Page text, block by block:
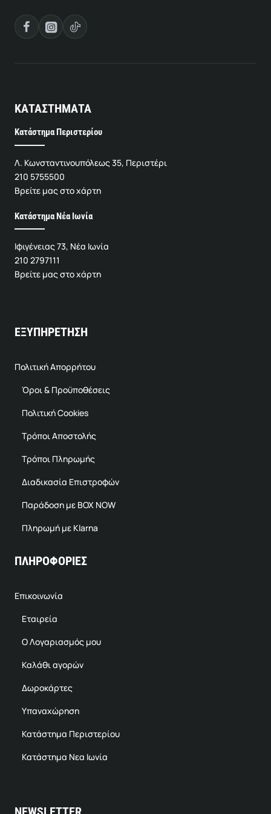
ΚΑΤΑΣΤΗΜΑΤΑ
Κατάστημα Περιστερίου
Λ. Κωνσταντινουπόλεως 35, Περιστέρι
210 5755500
Βρείτε μας στο χάρτη
Κατάστημα Νέα Ιωνία
Ιφιγένειας 73, Νέα Ιωνία
210 2797111
Βρείτε μας στο χάρτη
ΕΞΥΠΗΡΕΤΗΣΗ
Πολιτική Απορρήτου
Όροι & Προϋποθέσεις
Πολιτική Cookies
Τρόποι Αποστολής
Τρόποι Πληρωμής
Διαδικασία Επιστροφών
Παράδοση με BOX NOW
Πληρωμή με Klarna
ΠΛΗΡΟΦΟΡΙΕΣ
Επικοινωνία
Εταιρεία
Ο Λογαριασμός μου
Καλάθι αγορών
Δωροκάρτες
Υπαναχώρηση
Κατάστημα Περιστερίου
Κατάστημα Νεα Ιωνία